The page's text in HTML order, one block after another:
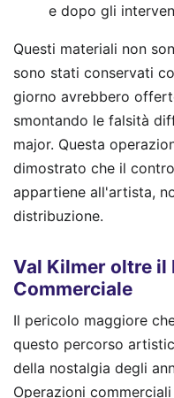
e dopo gli
Questi materiali non
sono stati conservati
giorno avrebbero
smontando le falsità
major. Questa
dimostrato che il
appartiene all'artista,
distribuzione.
Val Kilmer oltre il
Commerciale
Il pericolo maggiore
questo percorso
della nostalgia degli
Operazioni